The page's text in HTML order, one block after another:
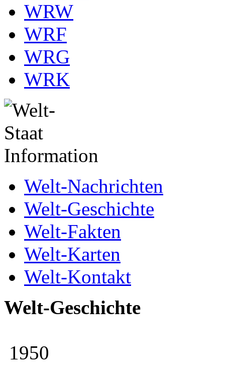
WRW
WRF
WRG
WRK
Welt-Nachrichten
Welt-Geschichte
Welt-Fakten
Welt-Karten
Welt-Kontakt
Welt-Geschichte
1950